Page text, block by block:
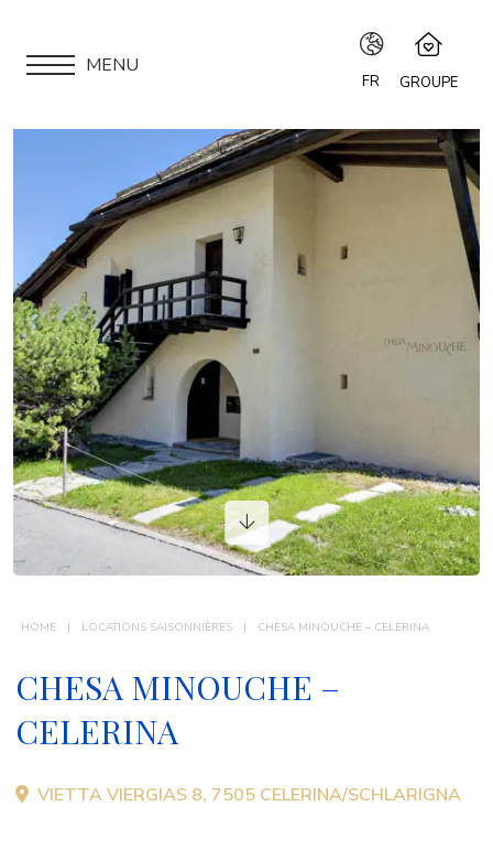
MENU
FR
IT
GROUPE
Speciale Group
Speciale Home
Hotel Bernina Hospiz
2309 Restaurant
APPARTEMENTS
LOCATION
VOUS ÊTES PROPRIÉTAIRE ?
NOTRE GROUPE
LOCATIONS SAISONNIÈRES
CONTACT
HOME LOCATIONS SAISONNIÈRES CHESA MINOUCHE – CELERINA
CHESA MINOUCHE –
CELERINA
VIETTA VIERGIAS 8, 7505 CELERINA/SCHLARIGNA